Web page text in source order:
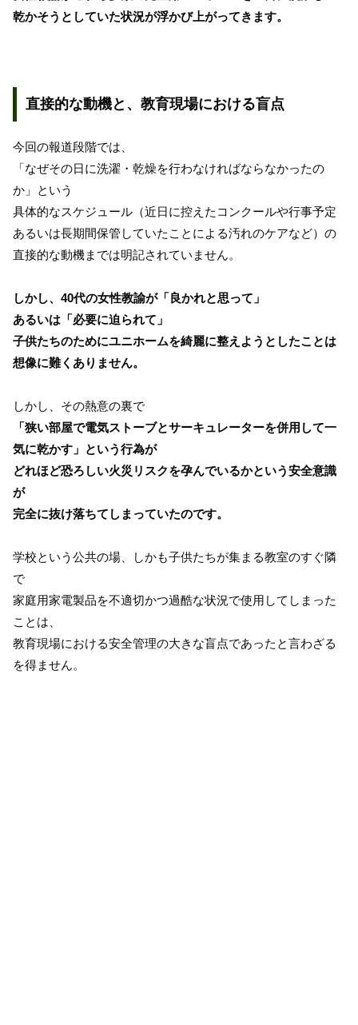
乾かそうとしていた状況が浮かび上がってきます。
直接的な動機と、教育現場における盲点
今回の報道段階では、
「なぜその日に洗濯・乾燥を行わなければならなかったの
か」という
具体的なスケジュール（近日に控えたコンクールや行事予定
あるいは長期間保管していたことによる汚れのケアなど）の
直接的な動機までは明記されていません。
しかし、40代の女性教諭が「良かれと思って」
あるいは「必要に迫られて」
子供たちのためにユニホームを綺麗に整えようとしたことは
想像に難くありません。
しかし、その熱意の裏で
「狭い部屋で電気ストーブとサーキュレーターを併用して一
気に乾かす」という行為が
どれほど恐ろしい火災リスクを孕んでいるかという安全意識
が
完全に抜け落ちてしまっていたのです。
学校という公共の場、しかも子供たちが集まる教室のすぐ隣
で
家庭用家電製品を不適切かつ過酷な状況で使用してしまった
ことは、
教育現場における安全管理の大きな盲点であったと言わざる
を得ません。